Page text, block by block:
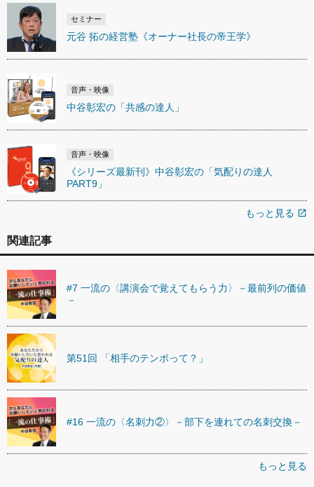
セミナー
元谷 拓の経営塾《オーナー社長の帝王学》
音声・映像
中谷彰宏の「共感の達人」
音声・映像
《シリーズ最新刊》中谷彰宏の「気配りの達人
PART9」
もっと見る open_in_new
関連記事
#7 一流の〈講演会で覚えてもらう力〉－最前列の価値
－
第51回 「相手のテンポって？」
#16 一流の〈名刺力②〉－部下を連れての名刺交換－
もっと見る